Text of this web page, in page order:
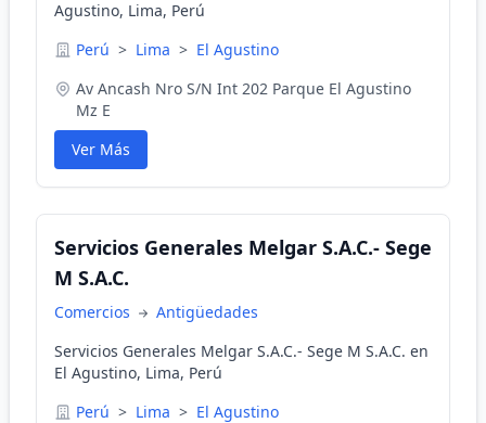
Agustino, Lima, Perú
Perú > Lima > El Agustino
Av Ancash Nro S/N Int 202 Parque El Agustino
Mz E
Ver Más
Servicios Generales Melgar S.A.C.- Sege
M S.A.C.
Comercios
Antigüedades
Servicios Generales Melgar S.A.C.- Sege M S.A.C. en
El Agustino, Lima, Perú
Perú > Lima > El Agustino